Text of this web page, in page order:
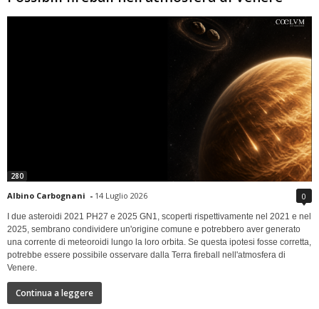
280
Albino Carbognani - 14 Luglio 2026 0
I due asteroidi 2021 PH27 e 2025 GN1, scoperti rispettivamente nel 2021 e nel
2025, sembrano condividere un'origine comune e potrebbero aver generato
una corrente di meteoroidi lungo la loro orbita. Se questa ipotesi fosse corretta,
potrebbe essere possibile osservare dalla Terra fireball nell'atmosfera di
Venere.
Continua a leggere